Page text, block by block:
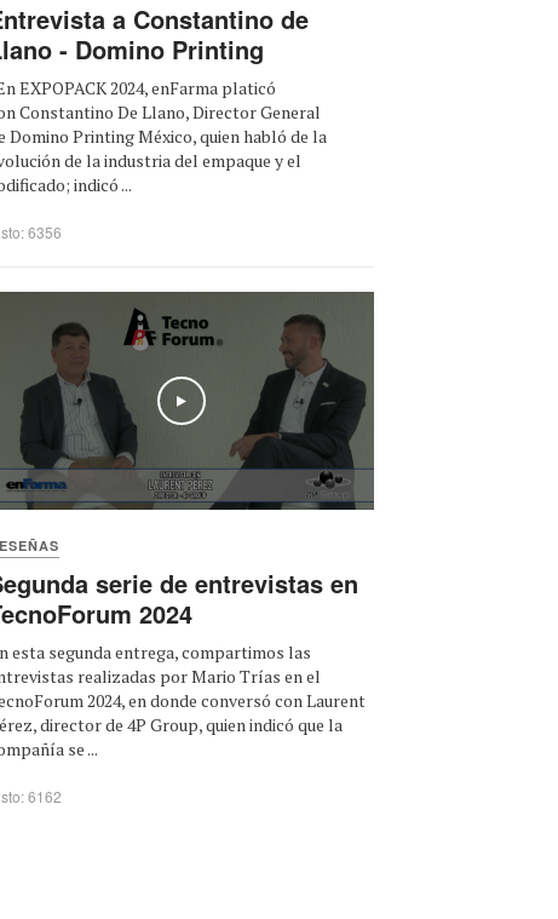
a Constantino de
- Domino Printing
EXPOPACK 2024, enFarma platicó
Constantino De Llano, Director General
Domino Printing México, quien habló de la
de la industria del empaque y el
indicó ...
6356
Play
serie de entrevistas en
2024
esta segunda entrega, compartimos las
realizadas por Mario Trías en el
2024, en donde conversó con Laurent
director de 4P Group, quien indicó que la
se ...
6162